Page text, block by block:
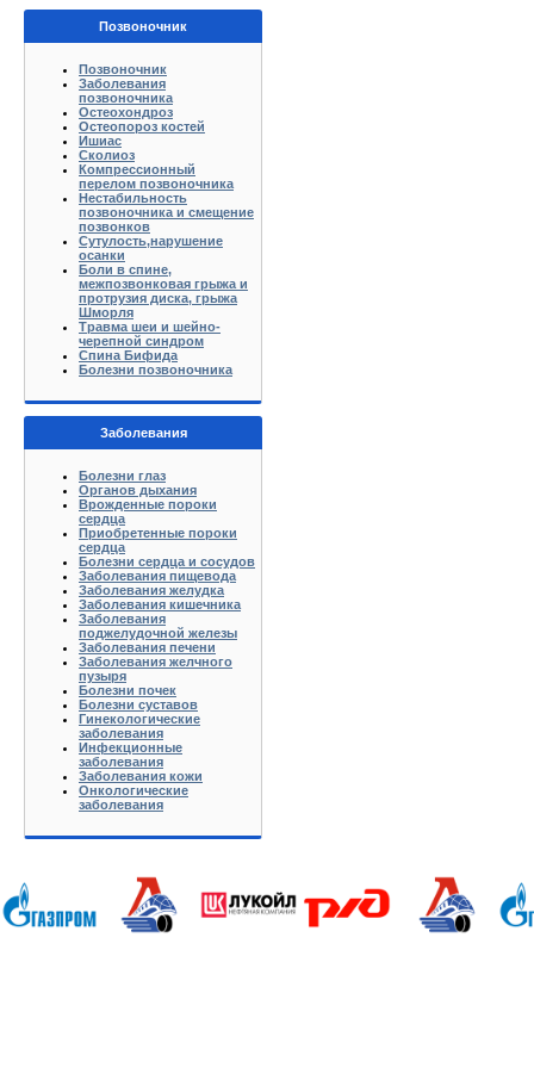
Позвоночник
Позвоночник
Заболевания
позвоночника
Остеохондроз
Остеопороз костей
Ишиас
Сколиоз
Компрессионный
перелом позвоночника
Нестабильность
позвоночника и смещение
позвонков
Сутулость,нарушение
осанки
Боли в спине,
межпозвонковая грыжа и
протрузия диска, грыжа
Шморля
Травма шеи и шейно-
черепной синдром
Спина Бифида
Болезни позвоночника
Заболевания
Болезни глаз
Органов дыхания
Врожденные пороки
сердца
Приобретенные пороки
сердца
Болезни сердца и сосудов
Заболевания пищевода
Заболевания желудка
Заболевания кишечника
Заболевания
поджелудочной железы
Заболевания печени
Заболевания желчного
пузыря
Болезни почек
Болезни суставов
Гинекологические
заболевания
Инфекционные
заболевания
Заболевания кожи
Онкологические
заболевания